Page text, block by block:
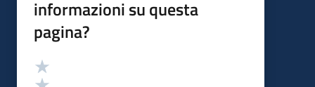
informazioni su questa
pagina?
Valutazione